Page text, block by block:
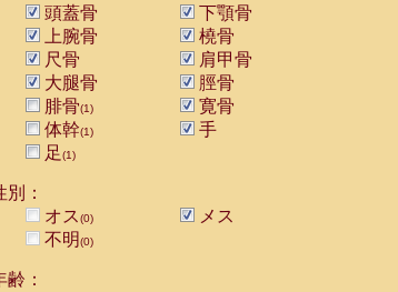
頭蓋骨
下顎骨
上腕骨
橈骨
尺骨
肩甲骨
大腿骨
脛骨
腓骨(1)
寛骨
体幹(1)
手
足(1)
別：
オス(0)
メス
不明(0)
齢：